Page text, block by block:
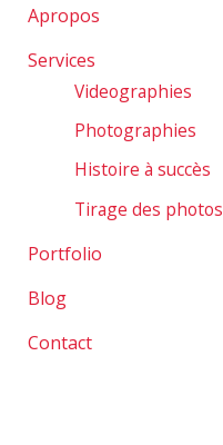
Apropos
Services
Videographies
Photographies
Histoire à succès
Tirage des photos
Portfolio
Blog
Contact